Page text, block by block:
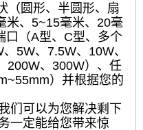
（圆形、半圆形、扇
米、5~15毫米、20毫
口（A型、C型、多个
5W、7.5W、10W、
200W、300W）、任
）并根据您的
们可以为您解决剩下
一定能给您带来惊